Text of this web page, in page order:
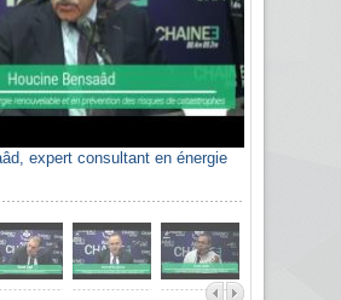
expert consultant en énergie